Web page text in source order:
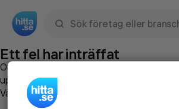
Ett fel har inträffat
Om du vill kan du
uppstod så att vi lättare och snabbare kan
Vänligen försök med följande: